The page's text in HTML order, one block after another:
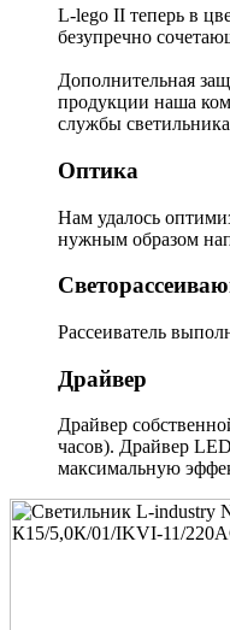
L-lego II теперь в
безупречно
Дополнительная
продукции наша
службы
Оптика
Нам удалось
нужным образом
Рассеиватель
Драйвер
Драйвер
часов). Драйвер
максимальную